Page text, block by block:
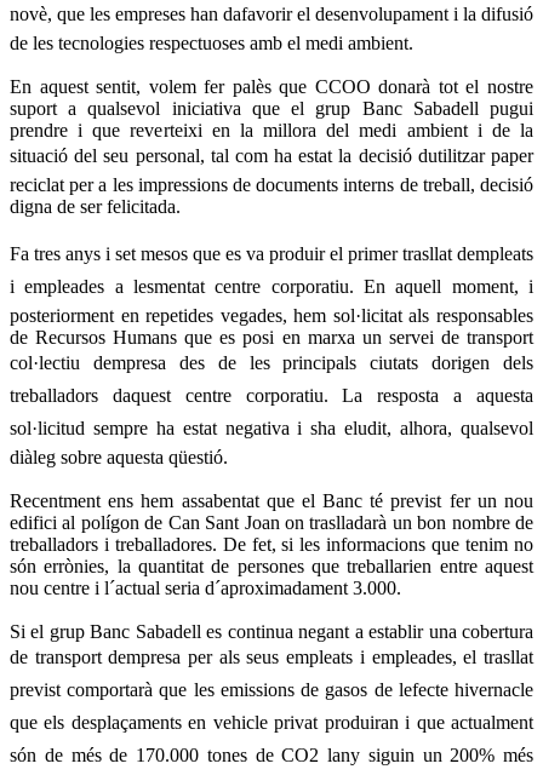
novè, que les empreses han dafavorir el desenvolupament i la difusió
de les tecnologies respectuoses amb el medi ambient.
En aquest sentit, volem fer palès que CCOO donarà tot el nostre
suport a qualsevol iniciativa que el grup Banc Sabadell pugui
prendre i que reverteixi en la millora del medi ambient i de la
situació del seu personal, tal com ha estat la decisió dutilitzar paper
reciclat per a les impressions de documents interns de treball, decisió
digna de ser felicitada.
Fa tres anys i set mesos que es va produir el primer trasllat dempleats
i empleades a lesmentat centre corporatiu. En aquell moment, i
posteriorment en repetides vegades, hem sol·licitat als responsables
de Recursos Humans que es posi en marxa un servei de transport
col·lectiu dempresa des de les principals ciutats dorigen dels
treballadors daquest centre corporatiu. La resposta a aquesta
sol·licitud sempre ha estat negativa i sha eludit, alhora, qualsevol
diàleg sobre aquesta qüestió.
Recentment ens hem assabentat que el Banc té previst fer un nou
edifici al polígon de Can Sant Joan on traslladarà un bon nombre de
treballadors i treballadores. De fet, si les informacions que tenim no
són errònies, la quantitat de persones que treballarien entre aquest
nou centre i l´actual seria d´aproximadament 3.000.
Si el grup Banc Sabadell es continua negant a establir una cobertura
de transport dempresa per als seus empleats i empleades, el trasllat
previst comportarà que les emissions de gasos de lefecte hivernacle
que els desplaçaments en vehicle privat produiran i que actualment
són de més de 170.000 tones de CO2 lany siguin un 200% més